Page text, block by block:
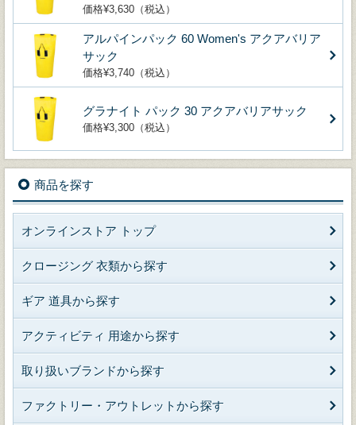
価格¥3,630（税込）
アルパインパック 60 Women's アクアバリア
サック
価格¥3,740（税込）
グラナイト パック 30 アクアバリアサック
価格¥3,300（税込）
商品を探す
オンラインストア トップ
クロージング 衣類から探す
ギア 道具から探す
アクティビティ 用途から探す
取り扱いブランドから探す
ファクトリー・アウトレットから探す